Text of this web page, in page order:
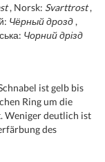
, Norsk: Svarttrost,
Чёрный дрозд ,
Чорний дрізд
ist gelb bis
Ring um die
Weniger deutlich ist
des